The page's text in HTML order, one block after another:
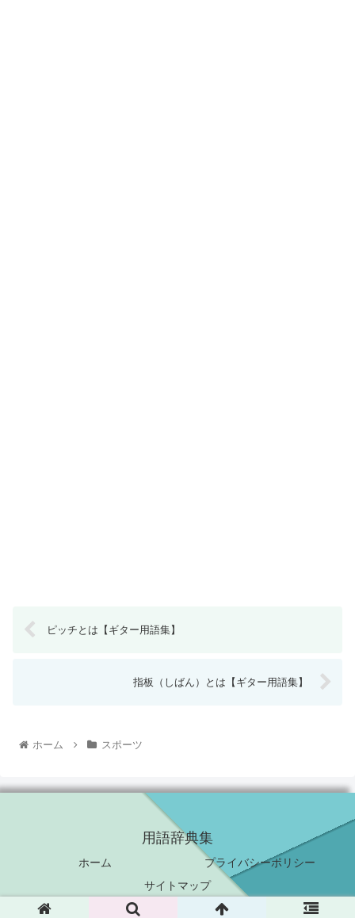
ピッチとは【ギター用語集】
指板（しばん）とは【ギター用語集】
ホーム スポーツ
用語辞典集
ホーム
プライバシーポリシー
サイトマップ
© 2019 用語辞典集.